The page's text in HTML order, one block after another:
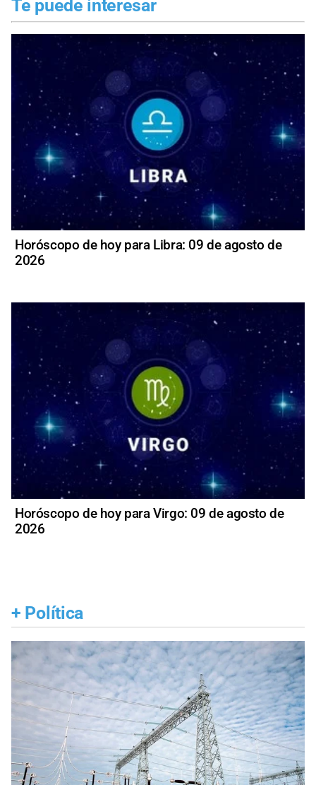
Te puede interesar
Horóscopo de hoy para Libra: 09 de agosto de
2026
Horóscopo de hoy para Virgo: 09 de agosto de
2026
+ Política